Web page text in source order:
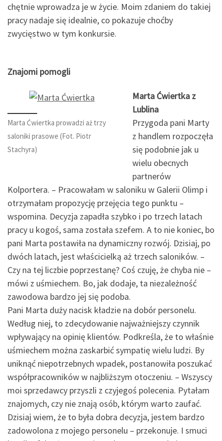
chętnie wprowadza je w życie. Moim zdaniem do takiej
pracy nadaje się idealnie, co pokazuje choćby
zwycięstwo w tym konkursie.
Znajomi pomogli
Marta Ćwiertka prowadzi aż trzy
saloniki prasowe (Fot. Piotr
Stachyra)
Marta Ćwiertka z
Lublina
Przygoda pani Marty
z handlem rozpoczęła
się podobnie jak u
wielu obecnych
partnerów
Kolportera. – Pracowałam w saloniku w Galerii Olimp i
otrzymałam propozycję przejęcia tego punktu –
wspomina. Decyzja zapadła szybko i po trzech latach
pracy u kogoś, sama została szefem. A to nie koniec, bo
pani Marta postawiła na dynamiczny rozwój. Dzisiaj, po
dwóch latach, jest właścicielką aż trzech saloników. –
Czy na tej liczbie poprzestanę? Coś czuję, że chyba nie –
mówi z uśmiechem. Bo, jak dodaje, ta niezależność
zawodowa bardzo jej się podoba.
Pani Marta duży nacisk kładzie na dobór personelu.
Według niej, to zdecydowanie najważniejszy czynnik
wpływający na opinię klientów. Podkreśla, że to właśnie
uśmiechem można zaskarbić sympatię wielu ludzi. By
uniknąć niepotrzebnych wpadek, postanowiła poszukać
współpracowników w najbliższym otoczeniu. – Wszyscy
moi sprzedawcy przyszli z czyjegoś polecenia. Pytałam
znajomych, czy nie znają osób, którym warto zaufać.
Dzisiaj wiem, że to była dobra decyzja, jestem bardzo
zadowolona z mojego personelu – przekonuje. I smuci